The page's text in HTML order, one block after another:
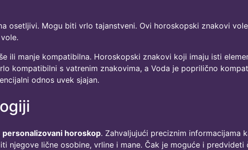
osetljivi. Mogu biti vrlo tajanstveni. Ovi horoskopski znakovi
ili manje kompatibilna. Horoskopski znakovi koji imaju isti
kompatibilni s vatrenim znakovima, a Voda je poprilično
odnos uvek sjajan.
personalizovani horoskop. Zahvaljujući preciznim informacijama
njegove lične osobine, vrline i mane. Čak je moguće i